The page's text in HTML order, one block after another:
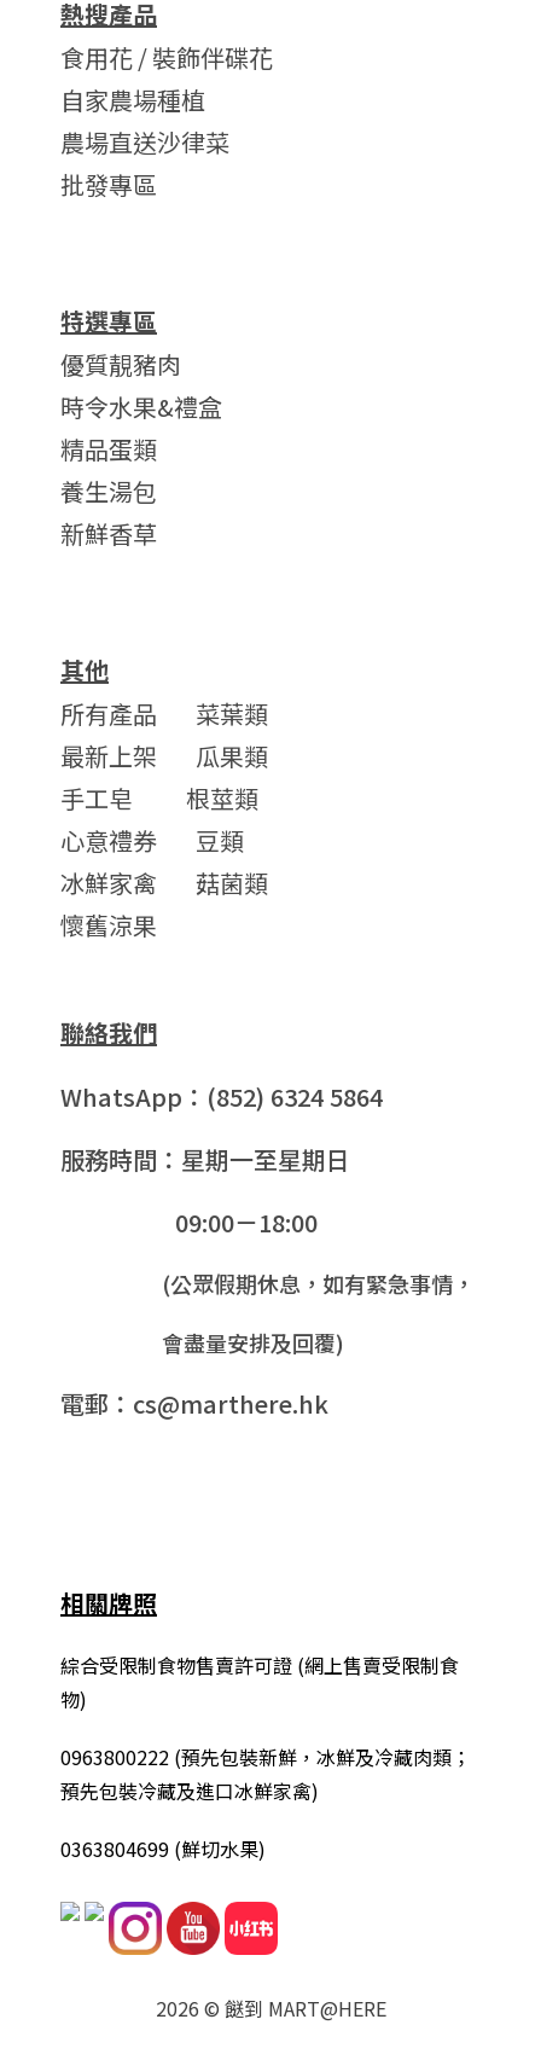
熱搜產品
食用花 / 裝飾伴碟花
自家農場種植
農場直送沙律菜
批發專區
特選專區
優質靚豬肉
時令水果&禮盒
精品蛋類
養生湯包
新鮮香草
其他
所有產品
菜葉類
最新上架
瓜果類
手工皂
根莖類
心意禮券
豆類
冰鮮家禽
菇菌類
懷舊涼果
聯絡我們
WhatsApp：(852) 6324 5864
服務時間：星期一至星期日
09:00－18:00
(公眾假期休息，如有緊急事情，
會盡量安排及回覆)
電郵：cs@marthere.hk
相關牌照
綜合受限制食物售賣許可證 (網上售賣受限制食
物)
0963800222 (預先包裝新鮮，冰鮮及冷藏肉類；
預先包裝冷藏及進口冰鮮家禽)
0363804699 (鮮切水果)
2026 © 餸到 MART@HERE